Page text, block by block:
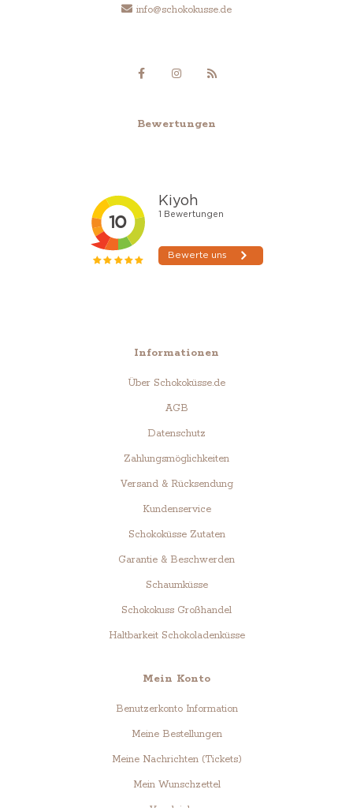
info@schokokusse.de
Bewertungen
Informationen
Über Schokoküsse.de
AGB
Datenschutz
Zahlungsmöglichkeiten
Versand & Rücksendung
Kundenservice
Schokoküsse Zutaten
Garantie & Beschwerden
Schaumküsse
Schokokuss Großhandel
Haltbarkeit Schokoladenküsse
Mein Konto
Benutzerkonto Information
Meine Bestellungen
Meine Nachrichten (Tickets)
Mein Wunschzettel